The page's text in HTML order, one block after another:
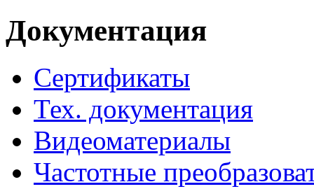
Документация
Сертификаты
Тех. документация
Видеоматериалы
Частотные